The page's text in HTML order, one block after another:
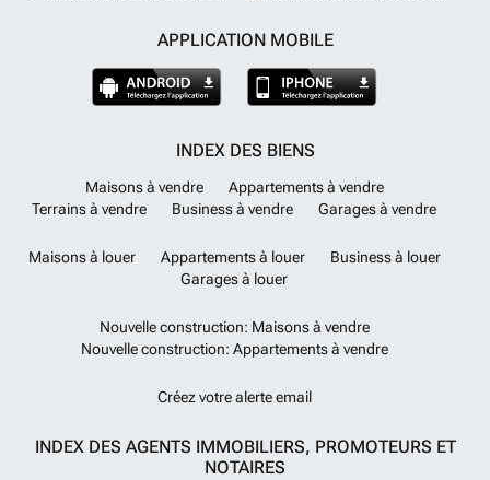
APPLICATION MOBILE
INDEX DES BIENS
Maisons à vendre
Appartements à vendre
Terrains à vendre
Business à vendre Garages à vendre
Maisons à louer Appartements à louer
Business à louer
Garages à louer
Nouvelle construction: Maisons à vendre
Nouvelle construction: Appartements à vendre
Créez votre alerte email
INDEX DES AGENTS IMMOBILIERS, PROMOTEURS ET
NOTAIRES